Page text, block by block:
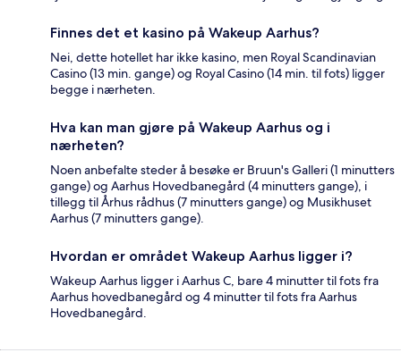
Finnes det et kasino på Wakeup Aarhus?
Nei, dette hotellet har ikke kasino, men Royal Scandinavian
Casino (13 min. gange) og Royal Casino (14 min. til fots) ligger
begge i nærheten.
Hva kan man gjøre på Wakeup Aarhus og i
nærheten?
Noen anbefalte steder å besøke er Bruun's Galleri (1 minutters
gange) og Aarhus Hovedbanegård (4 minutters gange), i
tillegg til Århus rådhus (7 minutters gange) og Musikhuset
Aarhus (7 minutters gange).
Hvordan er området Wakeup Aarhus ligger i?
Wakeup Aarhus ligger i Aarhus C, bare 4 minutter til fots fra
Aarhus hovedbanegård og 4 minutter til fots fra Aarhus
Hovedbanegård.